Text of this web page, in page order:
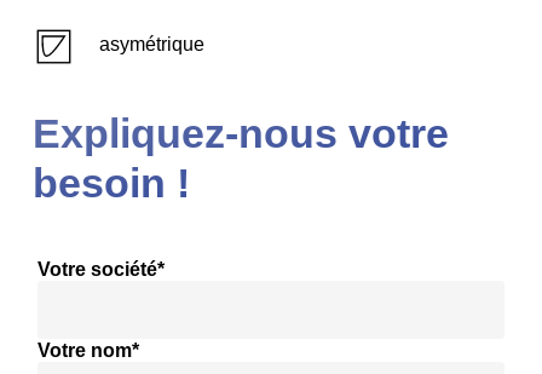
asymétrique
Expliquez-nous votre
besoin !
Votre société*
Votre nom*